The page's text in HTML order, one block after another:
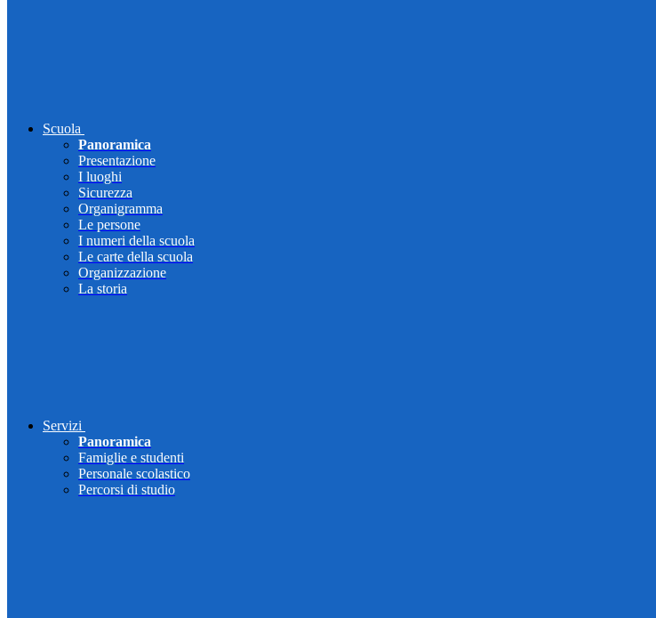
Scuola
Panoramica
Presentazione
I luoghi
Sicurezza
Organigramma
Le persone
I numeri della scuola
Le carte della scuola
Organizzazione
La storia
Servizi
Panoramica
Famiglie e studenti
Personale scolastico
Percorsi di studio